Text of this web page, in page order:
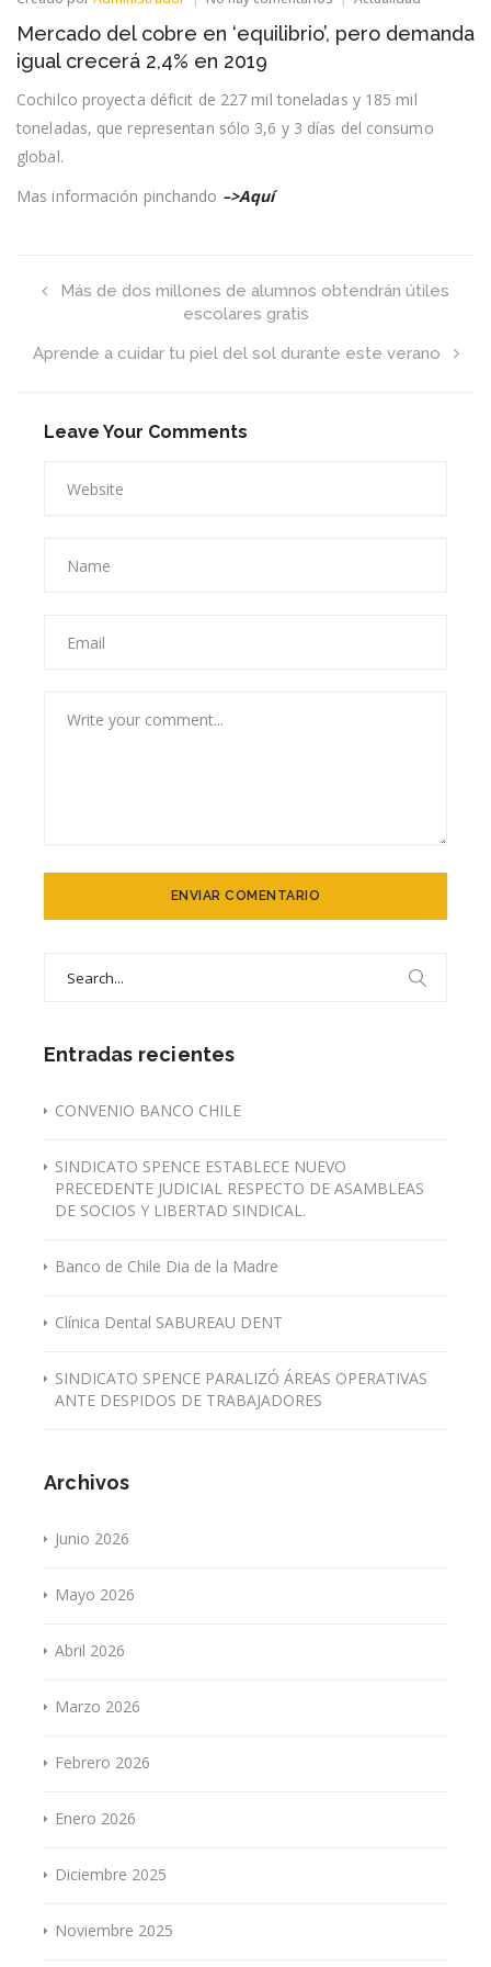
del
‘equilibrio’,
pero
demanda
Mercado del cobre en ‘equilibrio’, pero demanda
igual crecerá 2,4% en 2019
Cochilco proyecta déficit de 227 mil toneladas y 185 mil
toneladas, que representan sólo 3,6 y 3 días del consumo
global.
Mas información pinchando –>Aquí
Más de dos millones de alumnos obtendrán útiles
escolares gratis
Aprende a cuidar tu piel del sol durante este verano
Leave Your Comments
Entradas recientes
CONVENIO BANCO CHILE
SINDICATO SPENCE ESTABLECE NUEVO
PRECEDENTE JUDICIAL RESPECTO DE ASAMBLEAS
DE SOCIOS Y LIBERTAD SINDICAL.
Banco de Chile Dia de la Madre
Clínica Dental SABUREAU DENT
SINDICATO SPENCE PARALIZÓ ÁREAS OPERATIVAS
ANTE DESPIDOS DE TRABAJADORES
Archivos
Junio 2026
Mayo 2026
Abril 2026
Marzo 2026
Febrero 2026
Enero 2026
Diciembre 2025
Noviembre 2025